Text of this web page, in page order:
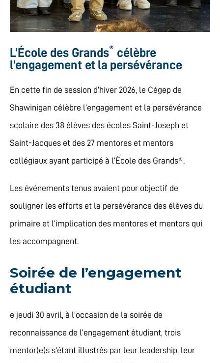
L’École des Grands® célèbre
l’engagement et la persévérance
En cette fin de session d’hiver 2026, le Cégep de
Shawinigan célèbre l’engagement et la persévérance
scolaire des 38 élèves des écoles Saint-Joseph et
Saint-Jacques et des 27 mentores et mentors
collégiaux ayant participé à l’École des Grands®.
Les événements tenus avaient pour objectif de
souligner les efforts et la persévérance des élèves du
primaire et l’implication des mentores et mentors qui
les accompagnent.
Soirée de l’engagement
étudiant
e jeudi 30 avril, à l’occasion de la soirée de
reconnaissance de l’engagement étudiant, trois
mentor(e)s s’étant illustrés par leur leadership, leur